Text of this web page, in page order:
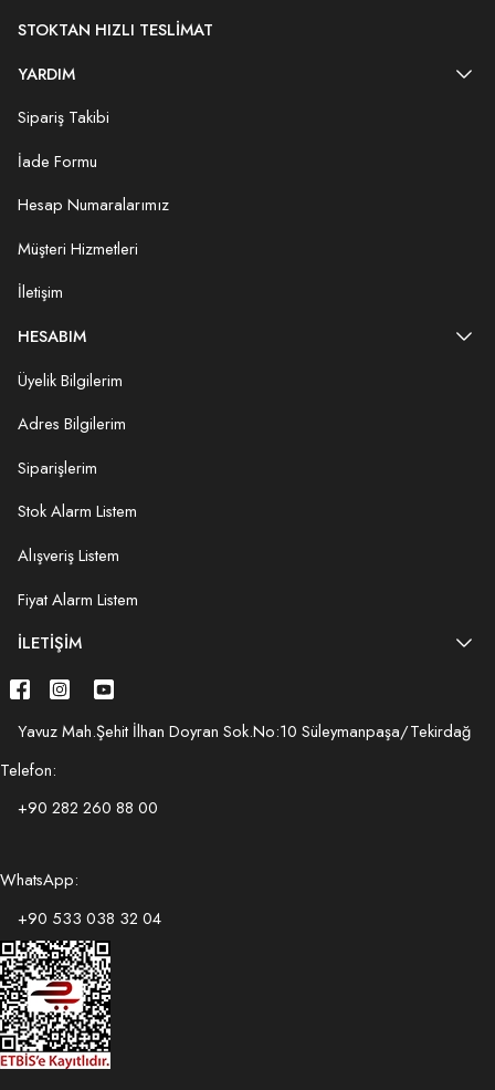
STOKTAN HIZLI TESLIMAT
YARDIM
Sipariş Takibi
İade Formu
Hesap Numaralarımız
Müşteri Hizmetleri
İletişim
HESABIM
Üyelik Bilgilerim
Adres Bilgilerim
Siparişlerim
Stok Alarm Listem
Alışveriş Listem
Fiyat Alarm Listem
İLETIŞIM
Yavuz Mah.Şehit İlhan Doyran Sok.No:10 Süleymanpaşa/Tekirdağ
Telefon:
+90 282 260 88 00
WhatsApp:
+90 533 038 32 04